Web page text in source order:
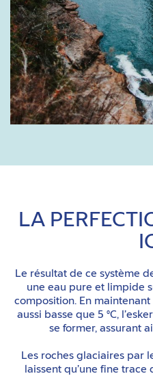
LA
Le résultat de ce système
une eau pure et limpide
composition. En
aussi basse que 5 °C,
se former, assurant
Les roches glaciaires par
laissent qu’une fine